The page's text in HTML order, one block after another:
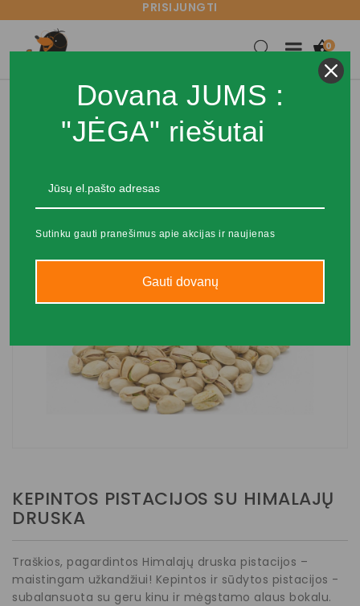
PRISIJUNGTI

0
KEPINTOS PISTACIJOS SU HIMALAJŲ
DRUSKA
Traškios, pagardintos Himalajų druska pistacijos –
maistingam užkandžiui! Kepintos ir sūdytos pistacijos -
subalansuota su geru kinu ir mėgstamo alaus bokalu.
Dovana JUMS :
"JĖGA" riešutai
Sutinku gauti pranešimus apie akcijas ir naujienas
Gauti dovanų